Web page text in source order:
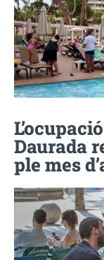
Daurada
ple mes